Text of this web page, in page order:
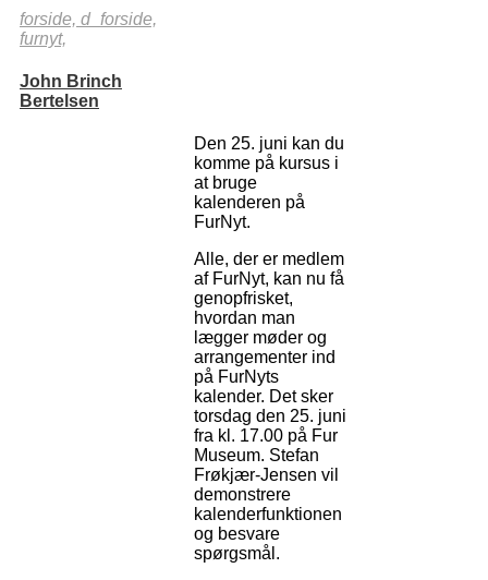
forside, d_forside,
furnyt,
John Brinch
Bertelsen
Den 25. juni kan du
komme på kursus i
at bruge
kalenderen på
FurNyt.
Alle, der er medlem
af FurNyt, kan nu få
genopfrisket,
hvordan man
lægger møder og
arrangementer ind
på FurNyts
kalender. Det sker
torsdag den 25. juni
fra kl. 17.00 på Fur
Museum. Stefan
Frøkjær-Jensen vil
demonstrere
kalenderfunktionen
og besvare
spørgsmål.